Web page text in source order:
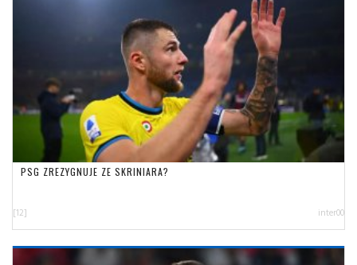
PSG ZREZYGNUJE ZE SKRINIARA?
[12] inter00